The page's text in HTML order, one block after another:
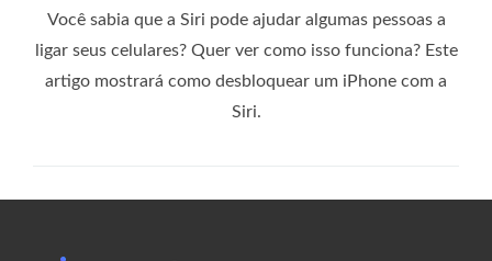
Você sabia que a Siri pode ajudar algumas pessoas a
ligar seus celulares? Quer ver como isso funciona? Este
artigo mostrará como desbloquear um iPhone com a
Siri.